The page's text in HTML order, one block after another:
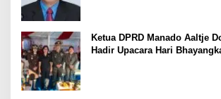
Ketua DPRD Manado Aaltje
Hadir Upacara Hari